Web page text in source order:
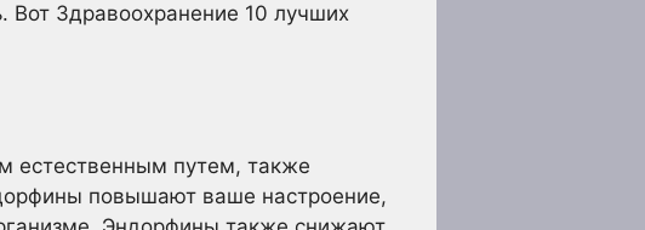
Здравоохранение 10 лучших
естественным путем, также
повышают ваше настроение,